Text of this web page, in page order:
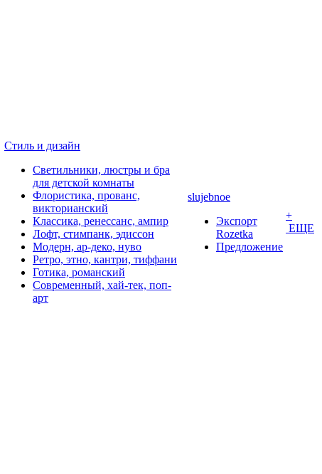
Стиль и дизайн
Светильники, люстры и бра
для детской комнаты
Флористика, прованс,
викторианский
Классика, ренессанс, ампир
Лофт, стимпанк, эдиссон
Модерн, ар-деко, нуво
Ретро, этно, кантри, тиффани
Готика, романский
Современный, хай-тек, поп-
арт
slujebnoe
Экспорт
Rozetka
Предложение
+
ЕЩЕ